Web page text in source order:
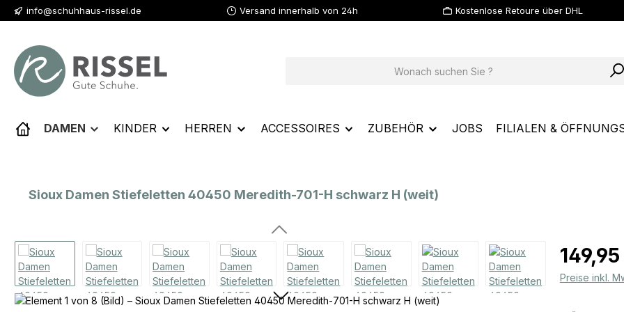
Hauptinhalt springen
Zur Suche springen
Zur Hauptnavigation springen
info@schuhhaus-rissel.de Versand innerhalb von 24h Kostenlose Retoure über DHL
DAMEN KINDER HERREN ACCESSOIRES ZUBEHÖR JOBS FILIALEN &
Sioux Damen Stiefeletten 40450 Meredith-701-H schwarz H (weit)
Bildergalerie überspringen Regulärer
Preise inkl.